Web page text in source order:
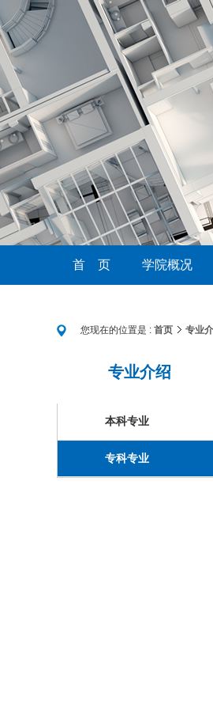
首 页 学院概况
您现在的位置是 : 首页 专业
专业介绍
本科专业
专科专业